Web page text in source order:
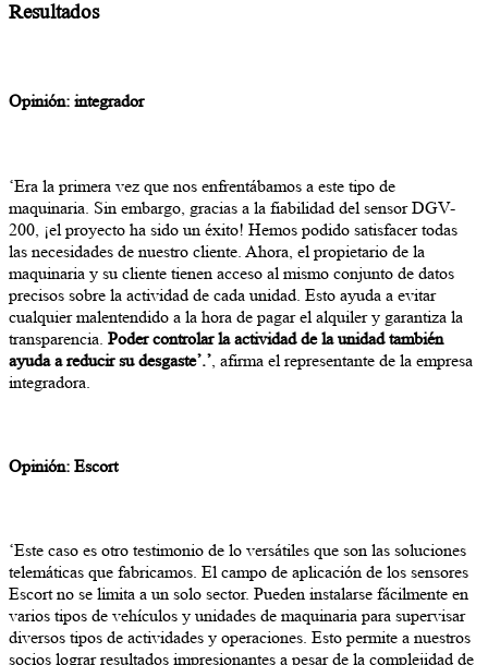
Resultados
Opinión: integrador
‘Era la primera vez que nos enfrentábamos a este tipo de
maquinaria. Sin embargo, gracias a la fiabilidad del sensor DGV-
200, ¡el proyecto ha sido un éxito! Hemos podido satisfacer todas
las necesidades de nuestro cliente. Ahora, el propietario de la
maquinaria y su cliente tienen acceso al mismo conjunto de datos
precisos sobre la actividad de cada unidad. Esto ayuda a evitar
cualquier malentendido a la hora de pagar el alquiler y garantiza la
transparencia. Poder controlar la actividad de la unidad también
ayuda a reducir su desgaste’.’ , afirma el representante de la empresa
integradora.
Opinión: Escort
‘Este caso es otro testimonio de lo versátiles que son las soluciones
telemáticas que fabricamos. El campo de aplicación de los sensores
Escort no se limita a un solo sector. Pueden instalarse fácilmente en
varios tipos de vehículos y unidades de maquinaria para supervisar
diversos tipos de actividades y operaciones. Esto permite a nuestros
socios lograr resultados impresionantes a pesar de la complejidad de